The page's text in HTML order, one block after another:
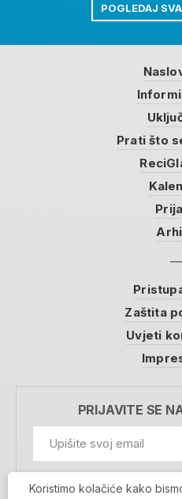
POGLEDAJ
Prati što
Zaštita
Uvjeti
PRIJAVITE SE
Prihvaćam da se moji
Koristimo kolačiće kako